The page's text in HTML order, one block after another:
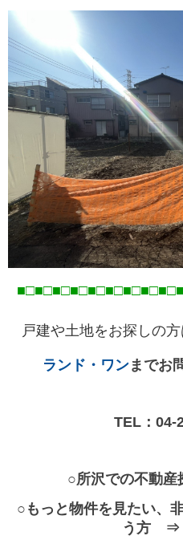
戸建や土地をお探しの方
ランド・ワンまでお
TEL： 04-
○所沢での不動
○もっと物件を見たい、
う方 ⇒